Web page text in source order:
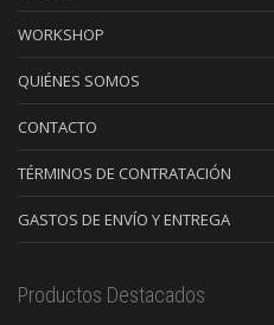
WORKSHOP
QUIÉNES SOMOS
CONTACTO
TÉRMINOS DE CONTRATACIÓN
GASTOS DE ENVÍO Y ENTREGA
Productos Destacados